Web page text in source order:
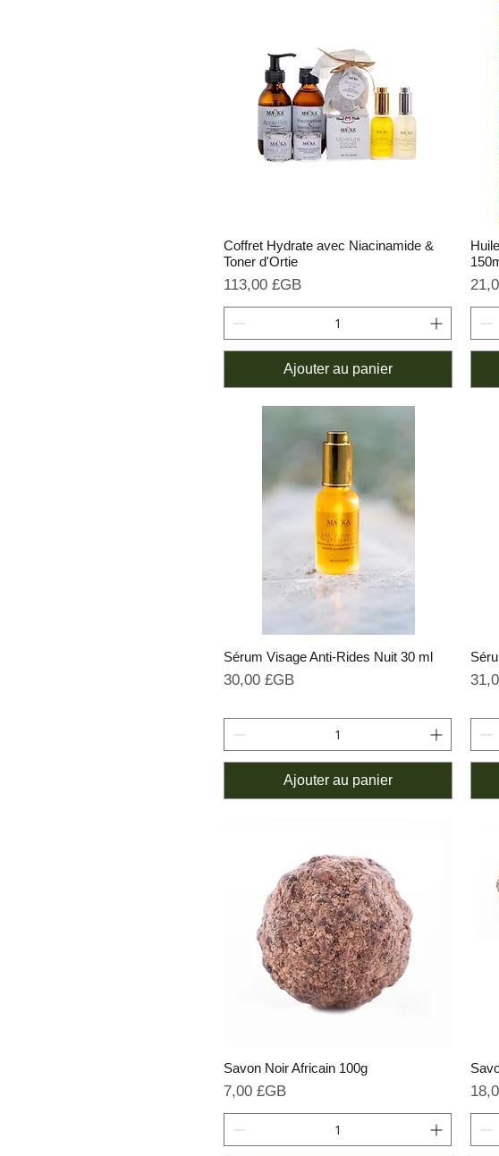
Coffret Hydrate avec Niacinamide &
Toner d'Ortie
Prix
113,00 £GB
Ajouter au panier
Prix
Sérum Visage Anti-Rides Nuit 30 ml
Prix
30,00 £GB
Ajouter au panier
Prix
Savon Noir Africain 100g
Prix
7,00 £GB Prix